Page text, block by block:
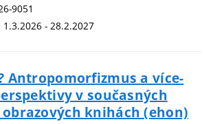
9051
1.3.2026 - 28.2.2027
Antropomorfizmus a více-
v současných
knihách (ehon)